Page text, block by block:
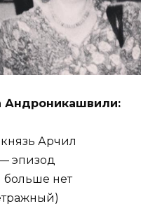
Андроникашвили:
Арчил
эпизод
больше нет